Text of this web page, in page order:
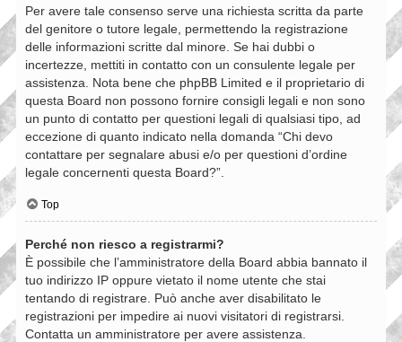
Per avere tale consenso serve una richiesta scritta da parte
del genitore o tutore legale, permettendo la registrazione
delle informazioni scritte dal minore. Se hai dubbi o
incertezze, mettiti in contatto con un consulente legale per
assistenza. Nota bene che phpBB Limited e il proprietario di
questa Board non possono fornire consigli legali e non sono
un punto di contatto per questioni legali di qualsiasi tipo, ad
eccezione di quanto indicato nella domanda “Chi devo
contattare per segnalare abusi e/o per questioni d’ordine
legale concernenti questa Board?”.
Top
Perché non riesco a registrarmi?
È possibile che l’amministratore della Board abbia bannato il
tuo indirizzo IP oppure vietato il nome utente che stai
tentando di registrare. Può anche aver disabilitato le
registrazioni per impedire ai nuovi visitatori di registrarsi.
Contatta un amministratore per avere assistenza.